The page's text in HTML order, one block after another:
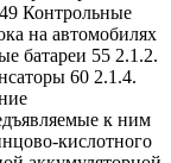
Контрольные
на автомобилях
батареи 55 2.1.2.
60 2.1.4.
к ним
кислотного